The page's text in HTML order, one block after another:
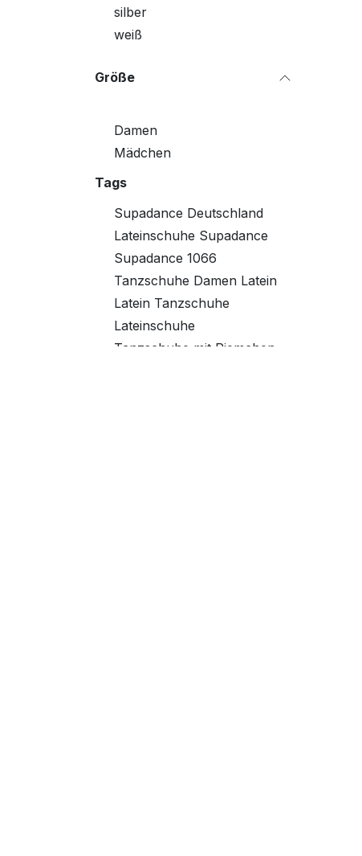
silber
weiß
Größe
Damen
Mädchen
Tags
Supadance Deutschland
Lateinschuhe Supadance
Supadance 1066
Tanzschuhe Damen Latein
Latein Tanzschuhe
Lateinschuhe
Tanzschuhe mit Riemchen